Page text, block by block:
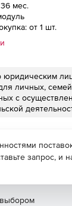
мес.
от 1 шт.
юридическим
личных,
с
запрос, и